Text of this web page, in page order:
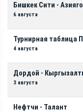
Бишкек Сити -
6 августа
Турнирная таблица
4 августа
Дордой -
3 августа
Нефтчи - Талант